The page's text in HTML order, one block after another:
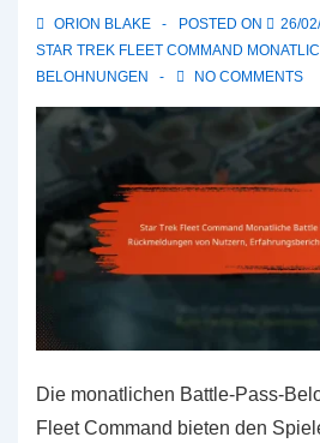
ORION BLAKE POSTED ON 26/
STAR TREK FLEET COMMAND
BELOHNUNGEN
NO COMMENTS
Die monatlichen Battle-Pass-
Fleet Command bieten den